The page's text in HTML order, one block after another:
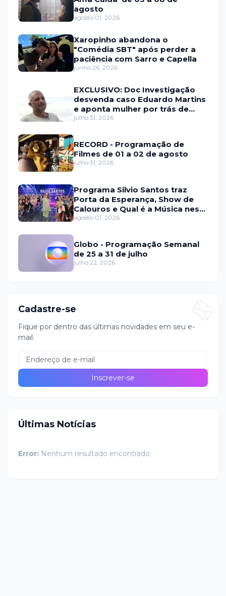
agosto
agosto 01, 2026
Xaropinho abandona o
"Comédia SBT" após perder a
paciência com Sarro e Capella
junho 26, 2026
EXCLUSIVO: Doc Investigação
desvenda caso Eduardo Martins
e aponta mulher por trás de
fraude internacional
julho 31, 2026
RECORD - Programação de
Filmes de 01 a 02 de agosto
julho 31, 2026
Programa Silvio Santos traz
Porta da Esperança, Show de
Calouros e Qual é a Música neste
domingo (2)
agosto 01, 2026
Globo - Programação Semanal
de 25 a 31 de julho
julho 22, 2026
Cadastre-se
Fique por dentro das últimas novidades em seu e-
mail.
Últimas Notícias
Error: Nenhum resultado encontrado